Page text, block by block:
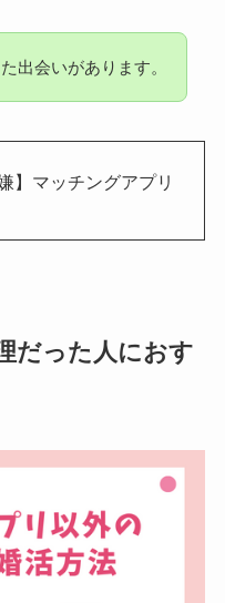
出会いがあります。
】マッチングアプリ
だった人におす